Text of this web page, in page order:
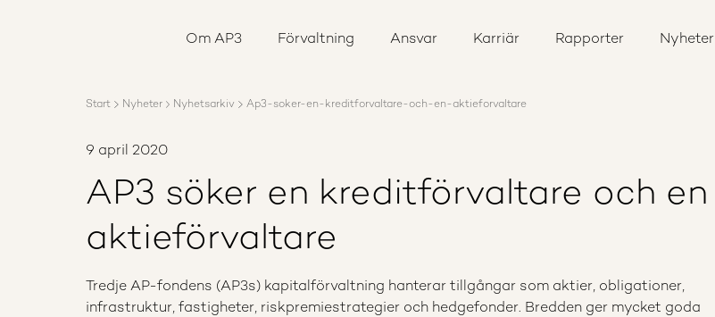
Om AP3 Förvaltning Ansvar Karriär Rapporter Nyheter
Start Nyheter Nyhetsarkiv Ap3-soker-en-kreditforvaltare-och-en-aktieforvaltare
9 april 2020
AP3 söker en kreditförvaltare och en
aktieförvaltare
Tredje AP-fondens (AP3s) kapitalförvaltning hanterar tillgångar som aktier, obligationer,
infrastruktur, fastigheter, riskpremiestrategier och hedgefonder. Bredden ger mycket goda